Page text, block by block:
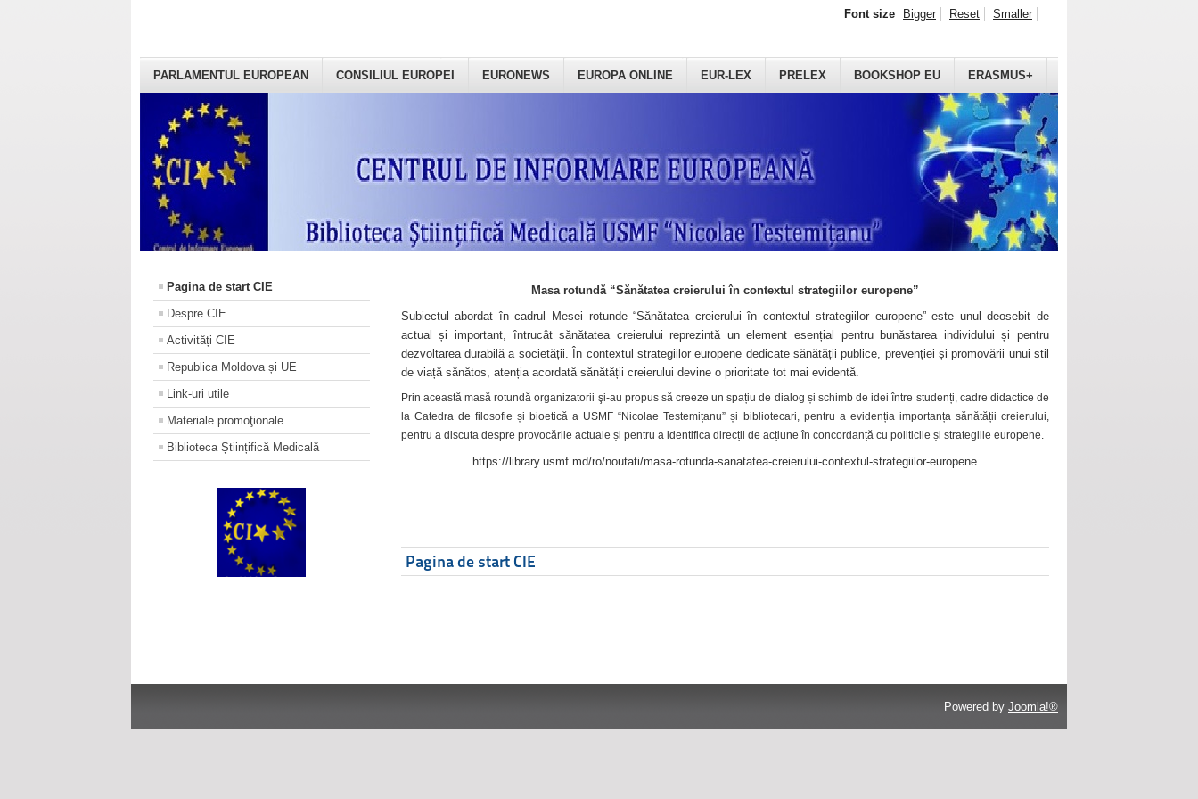
PARLAMENTUL EUROPEAN CONSILIUL EUROPEI EURONEWS EUROPA ONLINE EUR-LEX PRELEX BOOKSHOP EU ERASMUS+
Font size Bigger Reset Smaller
Pagina de start CIE
Despre CIE
Activități CIE
Republica Moldova și UE
Link-uri utile
Materiale promoţionale
Biblioteca Științifică Medicală
Masa rotundă “Sănătatea creierului în contextul strategiilor europene”
Subiectul abordat în cadrul Mesei rotunde “Sănătatea creierului în contextul strategiilor europene” este unul deosebit de
actual și important, întrucât sănătatea creierului reprezintă un element esențial pentru bunăstarea individului și pentru
dezvoltarea durabilă a societății. În contextul strategiilor europene dedicate sănătății publice, prevenției și promovării unui stil
de viață sănătos, atenția acordată sănătății creierului devine o prioritate tot mai evidentă.
Prin această masă rotundă organizatorii şi-au propus să creeze un spațiu de dialog și schimb de idei între studenți, cadre didactice de
la Catedra de filosofie și bioetică a USMF “Nicolae Testemițanu” și bibliotecari, pentru a evidenția importanța sănătății creierului,
pentru a discuta despre provocările actuale și pentru a identifica direcții de acțiune în concordanță cu politicile și strategiile europene.
https://library.usmf.md/ro/noutati/masa-rotunda-sanatatea-creierului-contextul-strategiilor-europene
Pagina de start CIE
Powered by Joomla!®